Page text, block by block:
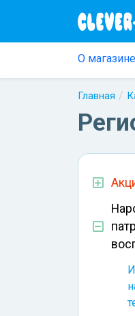
О магазине
Главная